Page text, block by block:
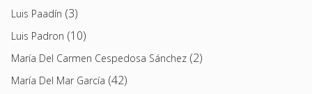
Luis Paadín (3)
Luis Padron (10)
María Del Carmen Cespedosa Sánchez (2)
María Del Mar García (42)